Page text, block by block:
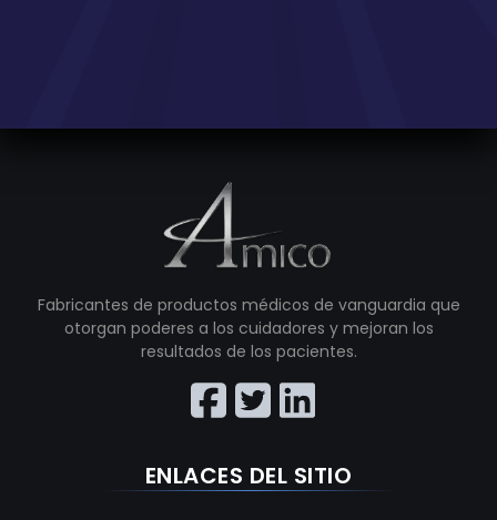
Fabricantes de productos médicos de vanguardia que
otorgan poderes a los cuidadores y mejoran los
resultados de los pacientes.
ENLACES DEL SITIO